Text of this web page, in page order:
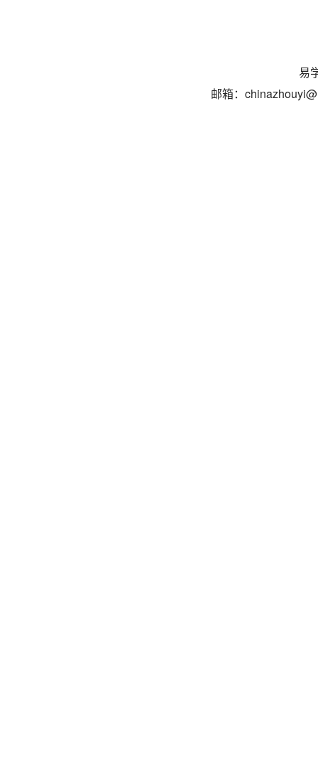
易
邮箱：